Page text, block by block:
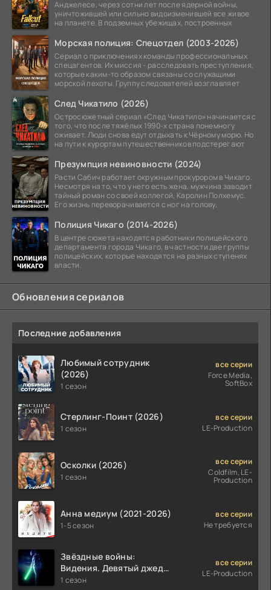
Анджелесе, через сотни лет после ядерной войны,
уничтожившей или сильно видоизменившей все живое
на планете. В подземных убежищах, построенных
Морская полиция: Спецотдел (2003-2026)
Сериал о приключениях команды профессиональных
спецагентов. Их миссия - расследовать преступления,
которые каким-то образом связаны со служащими
морской пехоты. Группу следователей возглавляет
След Чикатило (2026)
Остросюжетный сериал «След Чикатило» начинается с
того, что после тяжёлых 1990-х страна понемногу
оживает. Люди снова едут отдыхать к Чёрному морю. Но
на пути к курортам путешественников подстерегают
Презумпция невиновности (2024)
Расти Сабич работает окружным прокурором в Чикаго.
Несмотря на то, что у него есть жена, мужчина заводит
тайный роман со своей коллегой, Каролин Полхемус.
Его жизнь переворачивается с ног на голову,
Полиция Чикаго (2014-2026)
В центре сюжета находятся работники полицейского
департамента города Чикаго, в частности две группы
полицейских, которые находятся на разных ступенях
власти.
Обновления сериалов
Последние добавления
Любимый сотрудник
(2026)
1 сезон
все серии
Force Media,
SoftBox
Стерлинг-Поинт (2026)
1 сезон
все серии
LE-Production
Осколки (2026)
1 сезон
все серии
Coldfilm, LE-
Production
Анна медиум (2021-2026)
1-5 сезон
все серии
Не требуется
Звёздные войны:
Видения. Девятый джедай
(2026)
1 сезон
все серии
LE-Production